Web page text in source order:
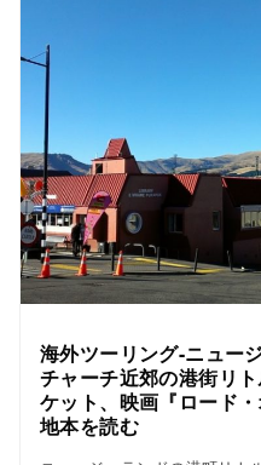
海外ツーリング-ニュー
チャーチ近郊の港街リ
ケット、映画『ロード
地本を読む